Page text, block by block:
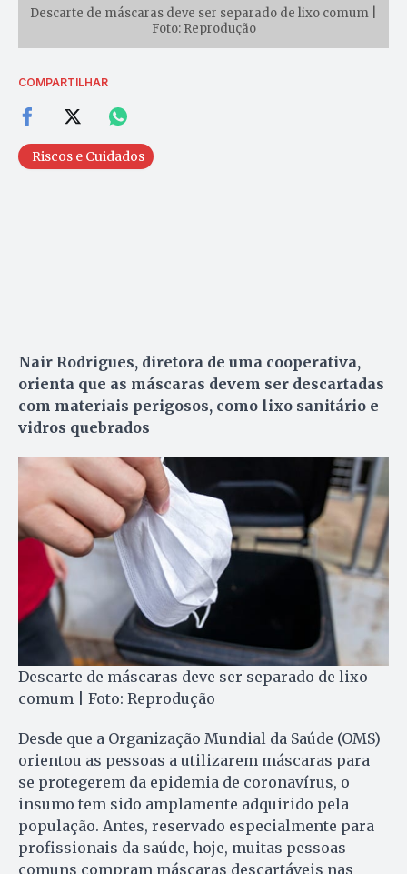
Descarte de máscaras deve ser separado de lixo comum |
Foto: Reprodução
COMPARTILHAR
Riscos e Cuidados
Nair Rodrigues, diretora de uma cooperativa,
orienta que as máscaras devem ser descartadas
com materiais perigosos, como lixo sanitário e
vidros quebrados
Descarte de máscaras deve ser separado de lixo
comum | Foto: Reprodução
Desde que a Organização Mundial da Saúde (OMS)
orientou as pessoas a utilizarem máscaras para
se protegerem da epidemia de coronavírus, o
insumo tem sido amplamente adquirido pela
população. Antes, reservado especialmente para
profissionais da saúde, hoje, muitas pessoas
comuns compram máscaras descartáveis nas